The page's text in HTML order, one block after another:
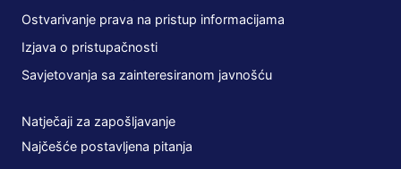
Ostvarivanje prava na pristup informacijama
Izjava o pristupačnosti
Savjetovanja sa zainteresiranom javnošću
Natječaji za zapošljavanje
Najčešće postavljena pitanja